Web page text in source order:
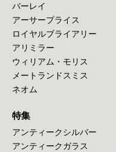
バーレイ
アーサープライス
ロイヤルブライアリー
アリミラー
ウィリアム・モリス
メートランドスミス
ネオム
特集
アンティークシルバー
アンティークガラス